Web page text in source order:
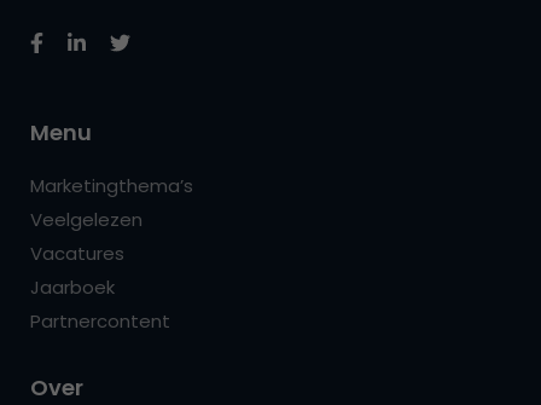
Menu
Marketingthema’s
Veelgelezen
Vacatures
Jaarboek
Partnercontent
Over